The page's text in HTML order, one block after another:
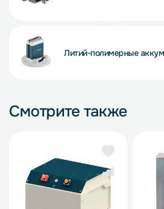
Литий-полимерные
Смотрите также